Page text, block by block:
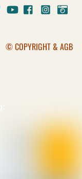
BlueskyYoutubeFacebookInstagram
© COPYRIGHT & AGB